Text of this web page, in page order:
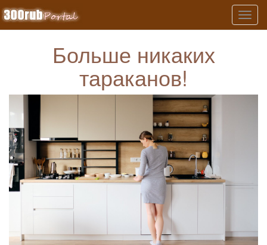
Больше никаких
тараканов!